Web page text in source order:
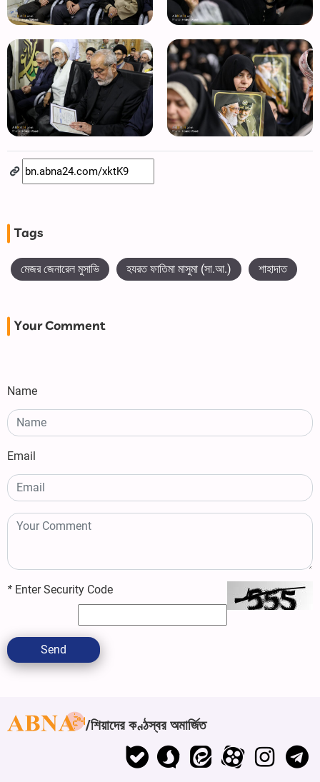
Tags
মেজর জেনারেল মুসাভি হযরত ফাতিমা মাসুমা (সা.আ.) শাহাদাত
Your Comment
Name
Email
* Enter Security Code
Send
শিয়াদের কণ্ঠস্বর অমার্জিত